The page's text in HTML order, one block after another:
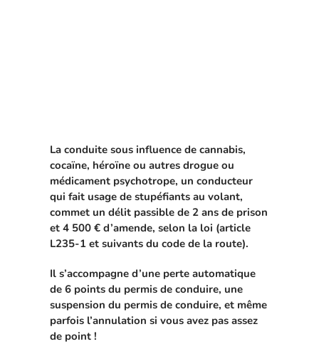
La conduite sous influence de cannabis,
cocaïne, héroïne ou autres drogue ou
médicament psychotrope, un conducteur
qui fait usage de stupéfiants au volant,
commet un délit passible de 2 ans de prison
et 4 500 € d’amende, selon la loi (article
L235-1 et suivants du code de la route).
Il s’accompagne d’une perte automatique
de 6 points du permis de conduire, une
suspension du permis de conduire, et même
parfois l’annulation si vous avez pas assez
de point !